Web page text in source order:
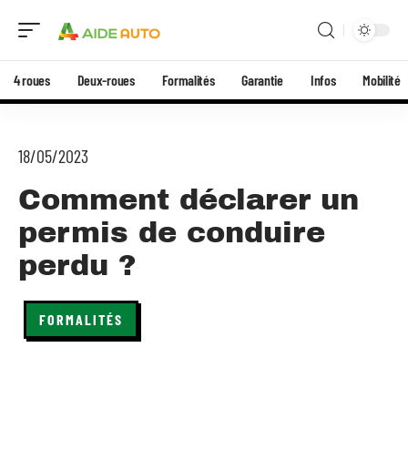
4 roues Deux-roues Formalités Garantie Infos Mobilité
18/05/2023
Comment déclarer un
permis de conduire
perdu ?
FORMALITÉS